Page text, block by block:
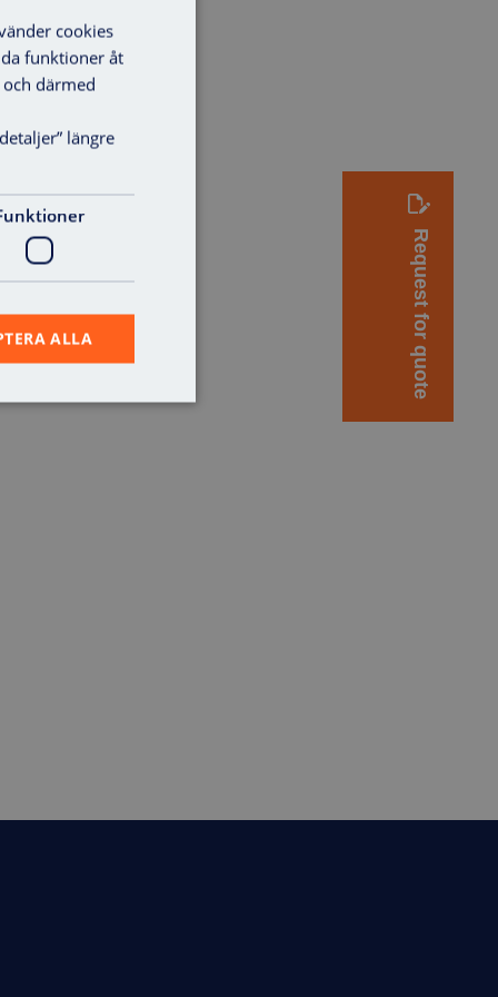
Request for quote
cookies
funktioner åt
därmed
längre
ALLA